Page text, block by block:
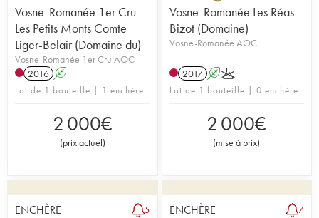
Vosne-Romanée 1er Cru
Les Petits Monts Comte
Liger-Belair (Domaine du)
Vosne-Romanée 1er Cru AOC
2016 A
Lot de 1 bouteille | 1 enchère
2 000€
(prix actuel)
Vosne-Romanée Les Réas
Bizot (Domaine)
Vosne-Romanée AOC
2017 AK
Lot de 1 bouteille | 0 enchère
2 000€
(mise à prix)
ENCHÈRE 5 ENCHÈRE 7